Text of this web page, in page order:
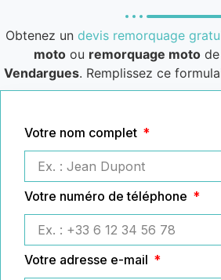
Obtenez un devis remorquage
motoou remorquage motode
Vendargues. Remplissez ce
Votre nom complet
Votre numéro de téléphone
Votre adresse e-mail